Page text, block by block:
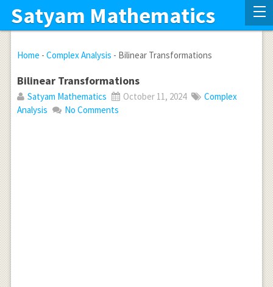
Satyam Mathematics
Home - Complex Analysis - Bilinear Transformations
Bilinear Transformations
Satyam Mathematics October 11, 2024
Complex
Analysis
No Comments